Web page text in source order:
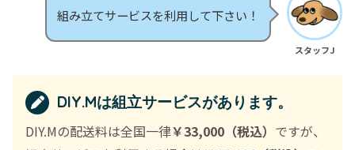
スタッフJ
組み立てサービスを利用して下さい！
DIY.Mは組立サービスがあります。
DIY.Mの配送料は全国一律￥33,000（税込） ですが、